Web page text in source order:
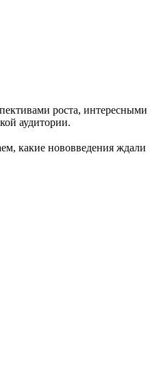
роста, интересными
аудитории.
какие нововведения ждали